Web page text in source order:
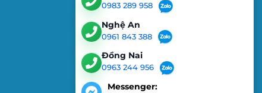
0983 289 958
Nghệ An
0961 843 388
Đồng Nai
0963 244 956
Messenger: